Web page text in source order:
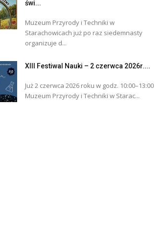
świ...
Muzeum Przyrody i Techniki w
Starachowicach już po raz siedemnasty
organizuje d...
XIII Festiwal Nauki – 2 czerwca 2026r....
Już 2 czerwca 2026 roku w godz. 10:00–13:00
Muzeum Przyrody i Techniki w Starac...